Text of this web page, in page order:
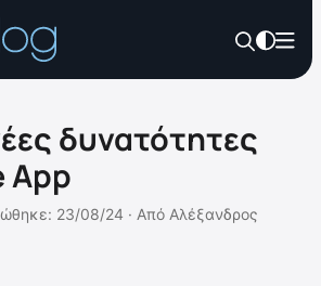
δυνατότητες
App
23/08/24 · Από Αλέξανδρος